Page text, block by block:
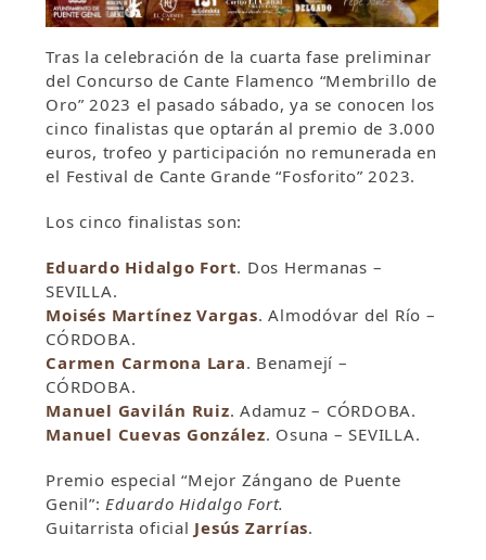
Tras la celebración de la cuarta fase preliminar
del Concurso de Cante Flamenco “Membrillo de
Oro” 2023 el pasado sábado, ya se conocen los
cinco finalistas que optarán al premio de 3.000
euros, trofeo y participación no remunerada en
el Festival de Cante Grande “Fosforito” 2023.
Los cinco finalistas son:
Eduardo Hidalgo Fort. Dos Hermanas –
SEVILLA.
Moisés Martínez Vargas. Almodóvar del Río –
CÓRDOBA.
Carmen Carmona Lara. Benamejí –
CÓRDOBA.
Manuel Gavilán Ruiz. Adamuz – CÓRDOBA.
Manuel Cuevas González. Osuna – SEVILLA.
Premio especial “Mejor Zángano de Puente
Genil”: Eduardo Hidalgo Fort.
Guitarrista oficial Jesús Zarrías.